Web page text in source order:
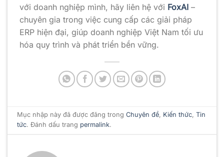
với doanh nghiệp mình, hãy liên hệ với FoxAI –
chuyên gia trong việc cung cấp các giải pháp
ERP hiện đại, giúp doanh nghiệp Việt Nam tối ưu
hóa quy trình và phát triển bền vững.
Mục nhập này đã được đăng trongChuyên đề, Kiến thức,Tin
tức. Đánh dấu trang permalink.